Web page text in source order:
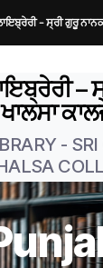
–
-
– ਸ੍ਰੀ ਗੁਰੂ